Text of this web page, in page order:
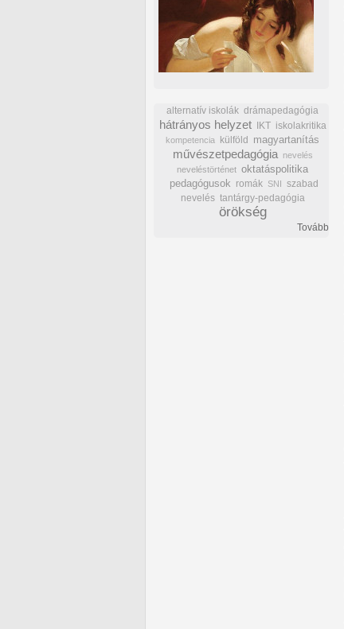
alternatív iskolák drámapedagógia
hátrányos helyzet IKT iskolakritika
kompetencia külföld magyartanítás
művészetpedagógia
nevelés
neveléstörténet oktatáspolitika
pedagógusok romák SNI szabad
nevelés tantárgy-pedagógia
örökség
Tovább